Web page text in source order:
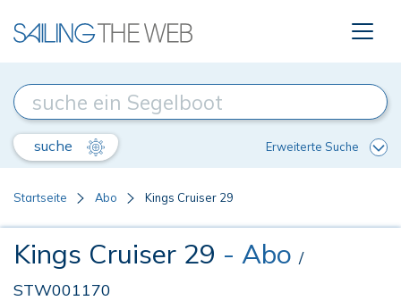
suche Erweiterte Suche
Startseite Abo Kings Cruiser 29
Kings Cruiser 29 - Abo /
STW001170